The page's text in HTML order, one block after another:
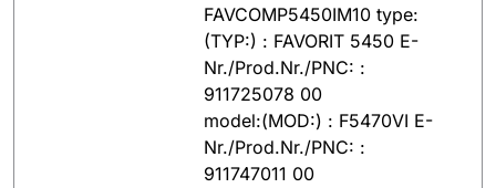
FAVCOMP5450IM10 type:
(TYP:) : FAVORIT 5450 E-
Nr./Prod.Nr./PNC: :
911725078 00
model:(MOD:) : F5470VI E-
Nr./Prod.Nr./PNC: :
911747011 00